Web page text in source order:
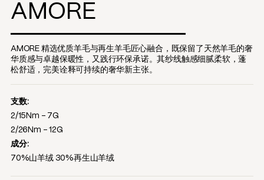
AMORE
AMORE 精选优质羊毛与再生羊毛匠心融合，既保留了天然羊毛的奢
华质感与卓越保暖性，又践行环保承诺。其纱线触感细腻柔软，蓬
松舒适，完美诠释可持续的奢华新主张。
支数:
2/15Nm - 7G
2/26Nm - 12G
成分:
70%山羊绒 30%再生山羊绒